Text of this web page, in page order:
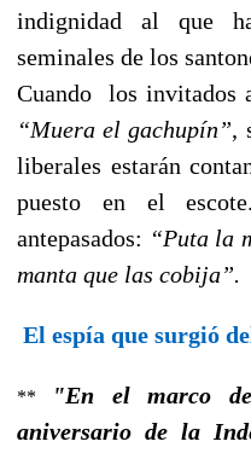
indignidad al que
seminales de los
Cuando los invitados
“Muera el gachupín”,
liberales estarán
puesto en el
antepasados: “Puta la
manta que las cobija”.
El espía que surgió
**
"En el marco
aniversario de la